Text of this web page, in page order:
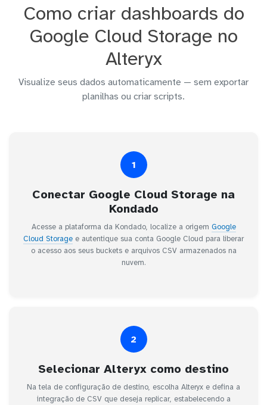
Como criar dashboards do
Google Cloud Storage no
Alteryx
Visualize seus dados automaticamente — sem exportar
planilhas ou criar scripts.
1
Conectar Google Cloud Storage na
Kondado
Acesse a plataforma da Kondado, localize a origem Google
Cloud Storage e autentique sua conta Google Cloud para liberar
o acesso aos seus buckets e arquivos CSV armazenados na
nuvem.
2
Selecionar Alteryx como destino
Na tela de configuração de destino, escolha Alteryx e defina a
integração de CSV que deseja replicar, estabelecendo a